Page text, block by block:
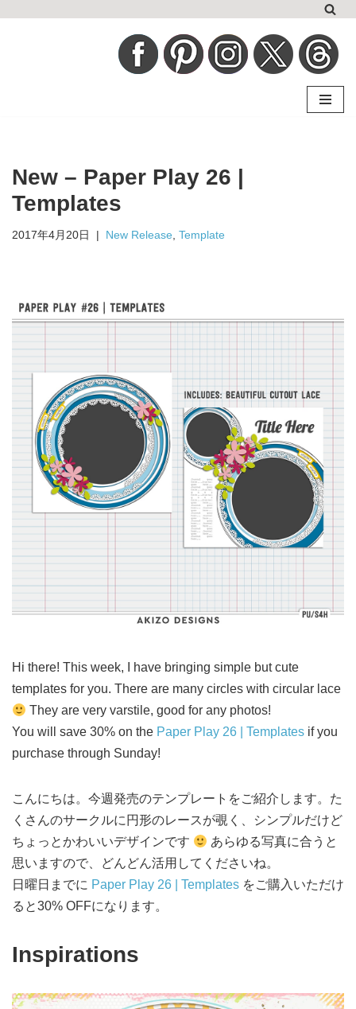
ス
キ
プ
New – Paper Play 26 |
Templates
2017年4月20日 New Release Template
Hi there! This week, I have bringing simple but cute
templates for you. There are many circles with circular lace
They are very varstile, good for any photos!
You will save 30% on the Paper Play 26 | Templates if you
purchase through Sunday!
こんにちは。今週発売のテンプレートをご紹介します。た
くさんのサークルに円形のレースが覗く、シンプルだけど
ちょっとかわいいデザインです
あらゆる写真に合うと
思いますので、どんどん活用してくださいね。
日曜日までに Paper Play 26 | Templates をご購入いただけ
ると30% OFFになります。
Inspirations